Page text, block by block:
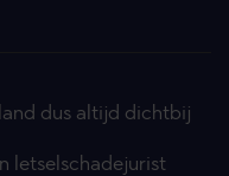
dus altijd dichtbij
letselschadejurist